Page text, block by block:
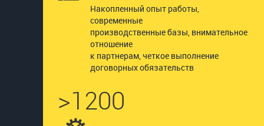
Накопленный опыт работы,
современные
производственные базы, внимательное
отношение
к партнерам, четкое выполнение
договорных обязательств
>1200